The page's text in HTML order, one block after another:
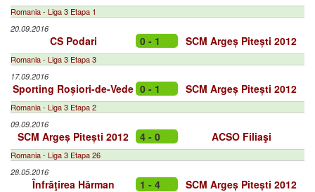
Romania - Liga 3 Etapa 1
20.09.2016
CS Podari 0 - 1 SCM Argeș Pitești 2012
Romania - Liga 3 Etapa 3
17.09.2016
Sporting Roșiori-de-Vede 0 - 1 SCM Argeș Pitești 2012
Romania - Liga 3 Etapa 2
09.09.2016
SCM Argeș Pitești 2012 4 - 0 ACSO Filiaşi
Romania - Liga 3 Etapa 26
28.05.2016
Înfrăţirea Hărman 1 - 4 SCM Argeș Pitești 2012